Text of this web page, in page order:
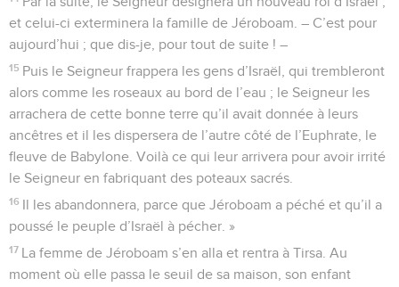
et celui-ci exterminera la famille de Jéroboam. – C’est pour
aujourd’hui ; que dis-je, pour tout de suite ! –
15 Puis le Seigneur frappera les gens d’Israël, qui trembleront
alors comme les roseaux au bord de l’eau ; le Seigneur les
arrachera de cette bonne terre qu’il avait donnée à leurs
ancêtres et il les dispersera de l’autre côté de l’Euphrate, le
fleuve de Babylone. Voilà ce qui leur arrivera pour avoir irrité
le Seigneur en fabriquant des poteaux sacrés.
16 Il les abandonnera, parce que Jéroboam a péché et qu’il a
poussé le peuple d’Israël à pécher. »
17 La femme de Jéroboam s’en alla et rentra à Tirsa. Au
moment où elle passa le seuil de sa maison, son enfant